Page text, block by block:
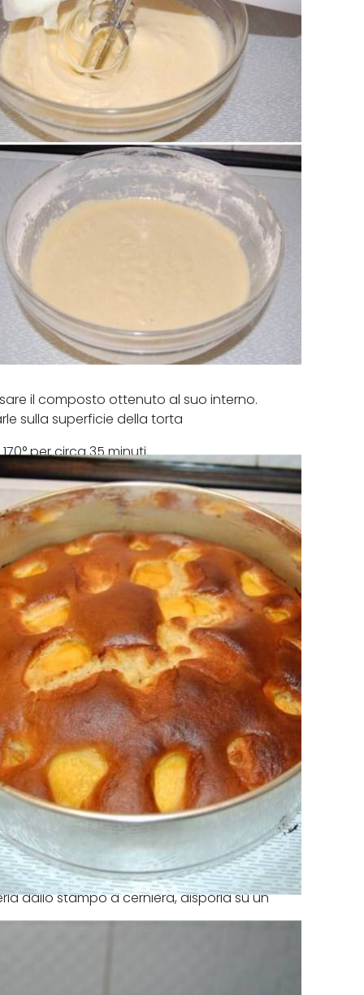
il composto ottenuto al suo interno.
sulla superficie della torta
per circa 35 minuti.
dallo stampo a cerniera, disporla su un